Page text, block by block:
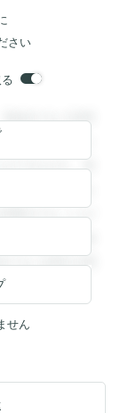
さい
録すると回答
閲覧すること
できます。登
すると回答を
覧することが
きます。登録
ると回答を閲
せん